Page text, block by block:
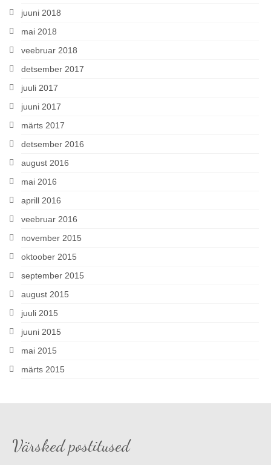
juuni 2018
mai 2018
veebruar 2018
detsember 2017
juuli 2017
juuni 2017
märts 2017
detsember 2016
august 2016
mai 2016
aprill 2016
veebruar 2016
november 2015
oktoober 2015
september 2015
august 2015
juuli 2015
juuni 2015
mai 2015
märts 2015
Värsked postitused